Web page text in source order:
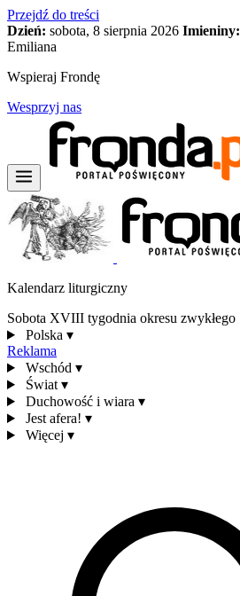
Przejdź do treści
Dzień: sobota, 8 sierpnia 2026 Imieniny:
Emiliana
Wspieraj Frondę
Wesprzyj nas
Kalendarz liturgiczny
Sobota XVIII tygodnia okresu zwykłego
Polska ▾
Reklama
Wschód ▾
Świat ▾
Duchowość i wiara ▾
Jest afera! ▾
Więcej ▾